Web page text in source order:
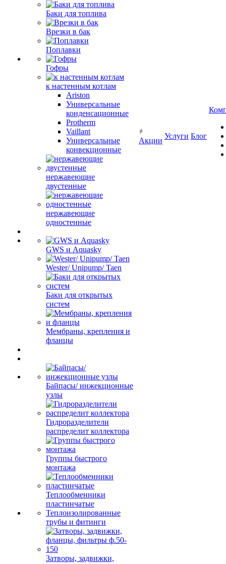
Баки для топлива
Врезки в бак
Поплавки
Гофры
к настенным котлам
Ariston
Универсальные
конденсационные
Protherm
Vaillant
Универсальные
конвекционные
нержавеющие
двустенные
нержавеющие
одностенные
GWS и Aquasky
Wester/ Unipump/ Taen
Баки для открытых
систем
Мембраны, крепления и
фланцы
Байпасы/ инжекционные
узлы
Гидроразделители
распределит коллектора
Группы быстрого
монтажа
Теплообменники
пластинчатые
Теплоизолированные
трубы и фитинги
Затворы, задвижки,
Акции
Услуги Блог